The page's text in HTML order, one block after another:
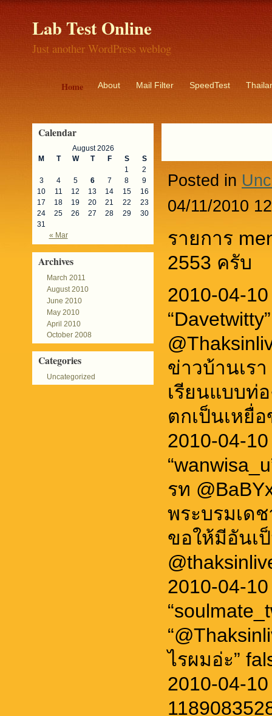
Lab Test Online
Just another WordPress weblog
Home About Mail Filter SpeedTest
Calendar
August 2026
M
T W T F S S
« Mar
1
2
3
4 5 6 7 8
9
10
11 12 13 14 15
16
17
18 19 20 21 22
23
24
25 26 27 28 29
30
31
Archives
March 2011
August 2010
June 2010
May 2010
April 2010
October 2008
Categories
Uncategorized
Posted in
04/11/2010
รายการ
2553 ครับ
2010-04-
ข่าวบ้านเร
เรียนแบบท่
ตกเป็นเหยื่
2010-04-
รท
พระบรมเด
ขอให้มีอันเ
2010-04-
ไรผมอ่ะ”
2010-04-